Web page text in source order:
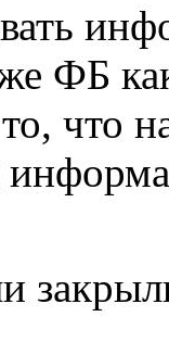
ФБ
что